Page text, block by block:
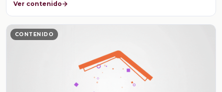
Ver contenido
CONTENIDO